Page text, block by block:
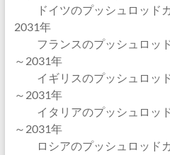
ドイツのプッシュロッドカ
2031年
フランスのプッシュロッ
～2031年
イギリスのプッシュロッ
～2031年
イタリアのプッシュロッ
～2031年
ロシアのプッシュロッドカ